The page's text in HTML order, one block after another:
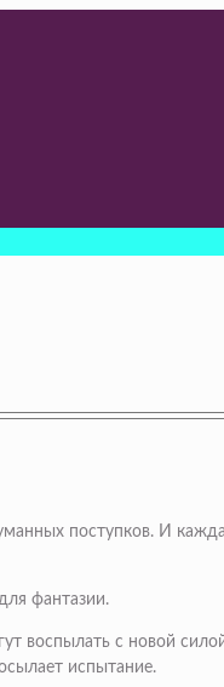
поступков. И
фантазии.
воспылать с новой
испытание.